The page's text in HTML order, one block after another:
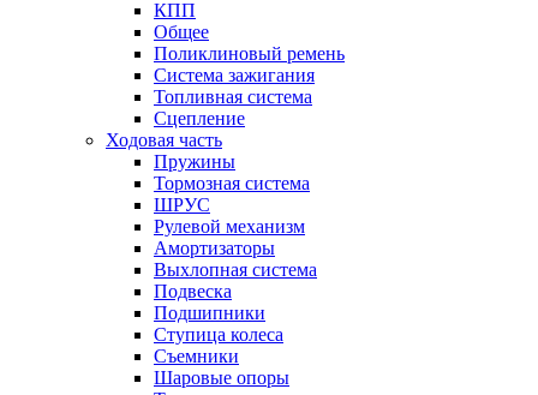
КПП
Общее
Поликлиновый ремень
Система зажигания
Топливная система
Сцепление
Ходовая часть
Пружины
Тормозная система
ШРУС
Рулевой механизм
Амортизаторы
Выхлопная система
Подвеска
Подшипники
Ступица колеса
Съемники
Шаровые опоры